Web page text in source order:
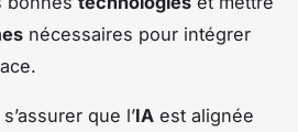
nécessaires pour intégrer
que l’IA est alignée